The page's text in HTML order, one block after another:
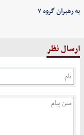
به رهبران گروه ۷
ارسال نظر